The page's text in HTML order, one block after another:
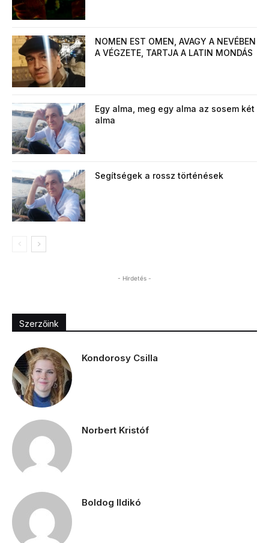
NOMEN EST OMEN, AVAGY A NEVÉBEN
A VÉGZETE, TARTJA A LATIN MONDÁS
Egy alma, meg egy alma az sosem két
alma
Segítségek a rossz történések
- Hirdetés -
Szerzőink
Kondorosy Csilla
Norbert Kristóf
Boldog Ildikó